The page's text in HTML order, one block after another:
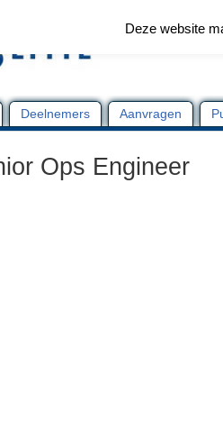
Deelnemers Aanvragen
Ops Engineer
Deze website